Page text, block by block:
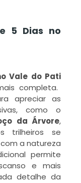
5 Dias no
Vale do Pati
completa.
apreciar as
como o
da Árvore,
trilheiros se
a natureza
permite
e mais
detalhe da